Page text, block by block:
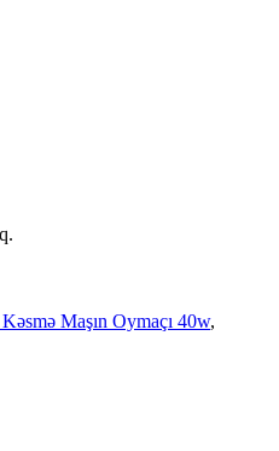
Maşın Oymaçı 40w,